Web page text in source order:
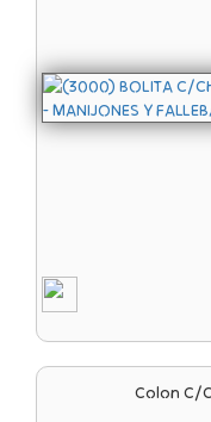
Colon C/